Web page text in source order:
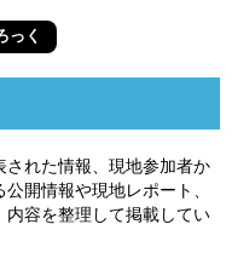
っく
れた情報、現地参加者か
開情報や現地レポート、
容を整理して掲載してい